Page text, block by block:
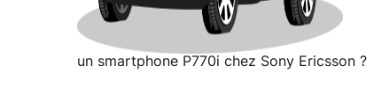
un smartphone P770i chez Sony Ericsson ?